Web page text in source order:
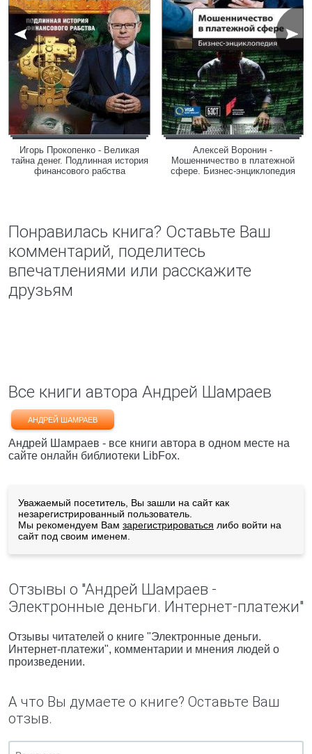
Игорь Прокопенко - Великая
тайна денег. Подлинная история
финансового рабства
Алексей Воронин -
Мошенничество в платежной
сфере. Бизнес-энциклопедия
Понравилась книга? Оставьте Ваш
комментарий, поделитесь
впечатлениями или расскажите
друзьям
Все книги автора Андрей Шамраев
АНДРЕЙ ШАМРАЕВ
Андрей Шамраев - все книги автора в одном месте на
сайте онлайн библиотеки LibFox.
Уважаемый посетитель, Вы зашли на сайт как
незарегистрированный пользователь.
Мы рекомендуем Вам зарегистрироваться либо войти на
сайт под своим именем.
Отзывы о "Андрей Шамраев -
Электронные деньги. Интернет-платежи"
Отзывы читателей о книге "Электронные деньги.
Интернет-платежи", комментарии и мнения людей о
произведении.
А что Вы думаете о книге? Оставьте Ваш
отзыв.